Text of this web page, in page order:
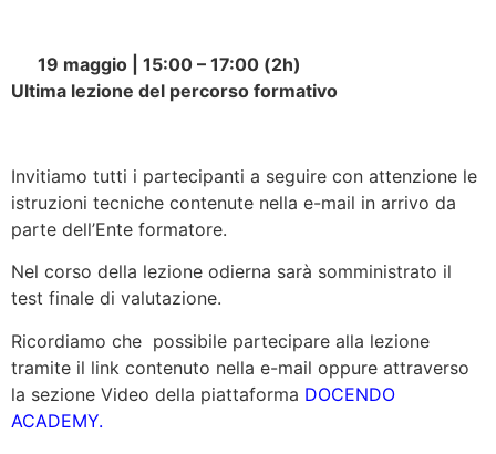
19 maggio | 15:00 – 17:00 (2h)
Ultima lezione del percorso formativo
Invitiamo tutti i partecipanti a seguire con attenzione le
istruzioni tecniche contenute nella e-mail in arrivo da
parte dell’Ente formatore.
Nel corso della lezione odierna sarà somministrato il
test finale di valutazione.
Ricordiamo che possibile partecipare alla lezione
tramite il link contenuto nella e-mail oppure attraverso
la sezione Video della piattaforma DOCENDO
ACADEMY.